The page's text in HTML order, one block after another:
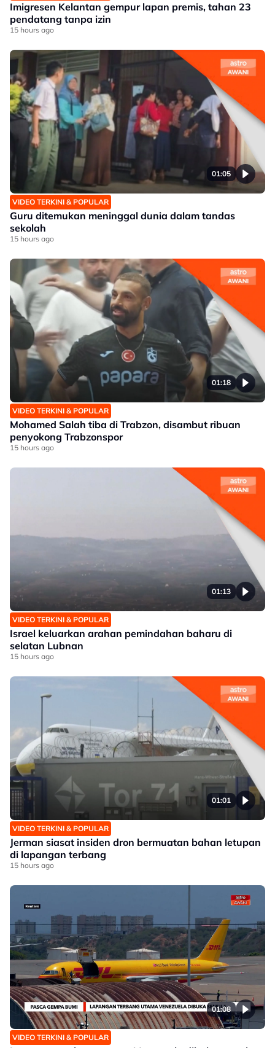
Imigresen Kelantan gempur lapan premis, tahan 23
pendatang tanpa izin
15 hours ago
01:05
VIDEO TERKINI & POPULAR
Guru ditemukan meninggal dunia dalam tandas
sekolah
15 hours ago
01:18
VIDEO TERKINI & POPULAR
Mohamed Salah tiba di Trabzon, disambut ribuan
penyokong Trabzonspor
15 hours ago
01:13
VIDEO TERKINI & POPULAR
Israel keluarkan arahan pemindahan baharu di
selatan Lubnan
15 hours ago
01:01
VIDEO TERKINI & POPULAR
Jerman siasat insiden dron bermuatan bahan letupan
di lapangan terbang
15 hours ago
01:08
VIDEO TERKINI & POPULAR